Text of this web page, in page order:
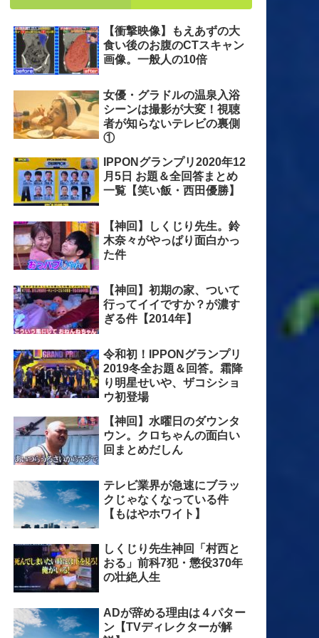
【衝撃映像】もえあずの大
食い後のお腹のCTスキャン
画像。一般人の10倍
女優・グラドルの温泉入浴
シーンは撮影が大変！視聴
者が知らないテレビの裏側
①
IPPONグランプリ2020年12
月5日 お題＆全回答まとめ
一覧【笑い飯・西田優勝】
【神回】しくじり先生。鈴
木奈々がやっぱり面白かっ
た件
【神回】初期の家、ついて
行ってイイですか？が濃す
ぎる件【2014年】
令和初！IPPONグランプリ
2019冬全お題＆回答。霜降
り明星せいや、ザコシショ
ウ初登場
【神回】水曜日のダウンタ
ウン。クロちゃんの面白い
回まとめだしん
テレビ業界が急速にブラッ
クじゃなくなっている件
【もはやホワイト】
しくじり先生神回「村西と
おる」前科7犯・懲役370年
の壮絶人生
ADが辞める理由は４パター
ン【TVディレクターが解